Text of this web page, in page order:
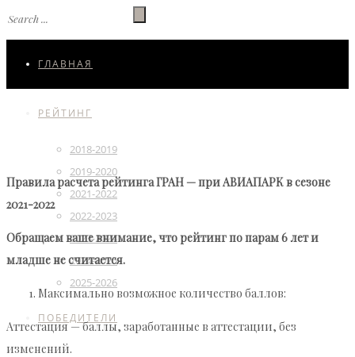
ГЛАВНАЯ
РЕЙТИНГ
2018-2019
2019-2020
2021-2022
2022-2023
2023-2024
2024-2025
2025-2026
ПОБЕДИТЕЛИ
Правила расчета рейтинга ГРАН — при АВИАПАРК в сезоне
2021-2022
Обращаем ваше внимание, что рейтинг по парам 6 лет и
младше не считается.
Максимально возможное количество баллов:
Аттестация — баллы, заработанные в аттестации, без
изменений.